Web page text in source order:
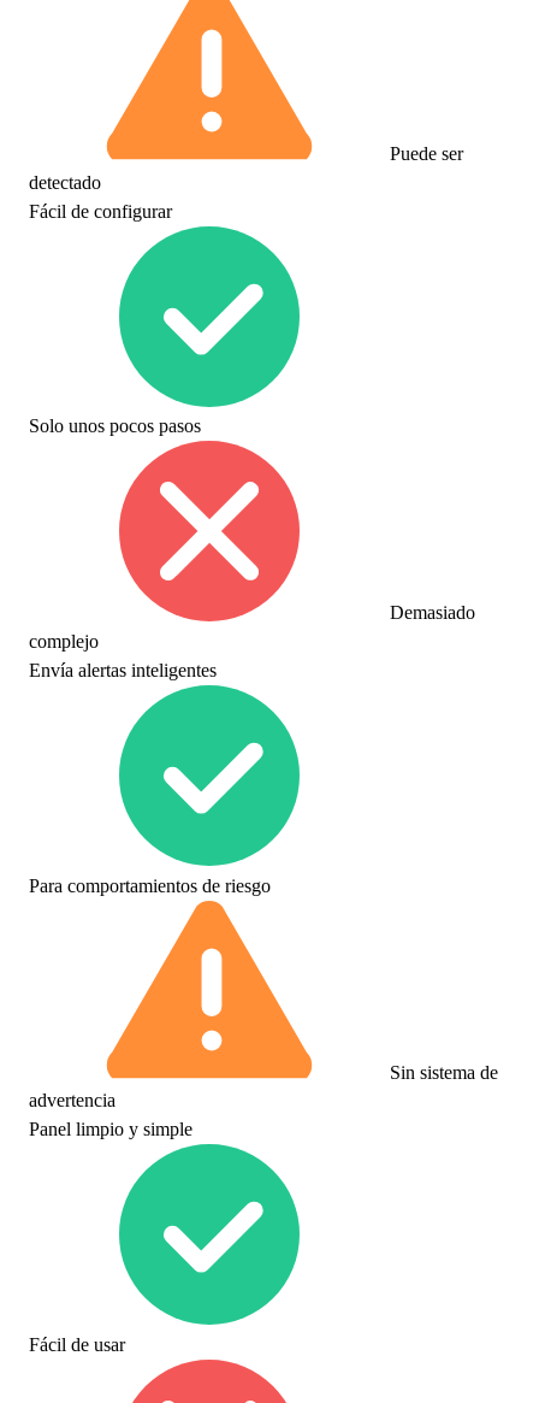
Puede ser
detectado
Fácil de configurar
Solo unos pocos pasos
Demasiado
complejo
Envía alertas inteligentes
Para comportamientos de riesgo
Sin sistema de
advertencia
Panel limpio y simple
Fácil de usar